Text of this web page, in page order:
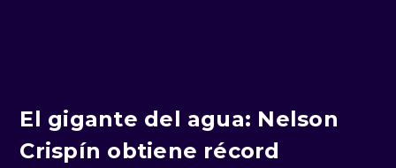
El gigante del agua: Nelson
Crispín obtiene récord